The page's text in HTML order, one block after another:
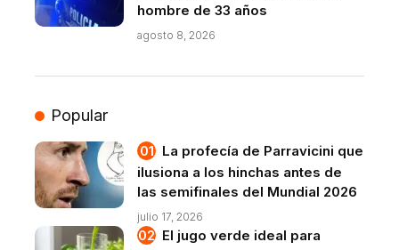
hombre de 33 años
agosto 8, 2026
Popular
La profecía de Parravicini que
ilusiona a los hinchas antes de
las semifinales del Mundial 2026
julio 17, 2026
El jugo verde ideal para